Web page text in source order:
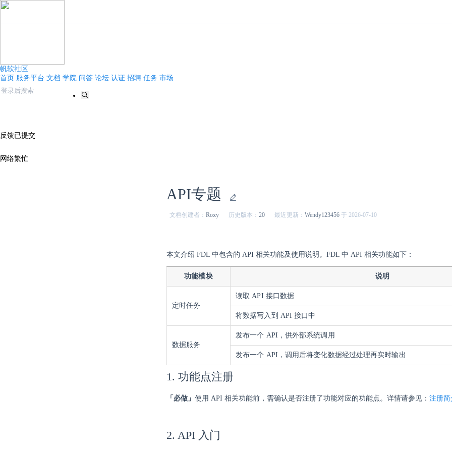
帆软社区
首页 服务平台 文档 学院 问答 论坛 认证 招聘 任务 市场
反馈已提交
网络繁忙
API专题
文档创建者： Roxy 历史版本： 20 最近更新： Wendy123456 于 2026-07-10
本文介绍 FDL 中包含的 API 相关功能及使用说明。FDL 中 API 相关功能如下：
功能模块 说明
定时任务
读取 API 接口数据
将数据写入到 API 接口中
数据服务
发布一个 API，供外部系统调用
发布一个 API，调用后将变化数据经过处理再实时输出
1. 功能点注册
「必做」 使用 API 相关功能前，需确认是否注册了功能对应的功能点。详情请参见： 注册简
2. API 入门